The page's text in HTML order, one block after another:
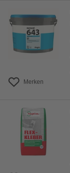
Merken